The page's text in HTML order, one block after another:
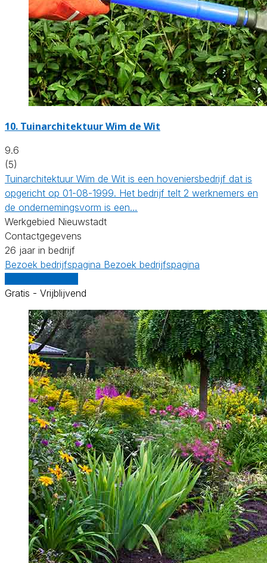
10. Tuinarchitektuur Wim de Wit
9.6
(5)
Tuinarchitektuur Wim de Wit is een hoveniersbedrijf dat is
opgericht op 01-08-1999. Het bedrijf telt 2 werknemers en
de ondernemingsvorm is een…
Werkgebied Nieuwstadt
Contactgegevens
26 jaar in bedrijf
Bezoek bedrijfspagina Bezoek bedrijfspagina
Gratis - Vrijblijvend